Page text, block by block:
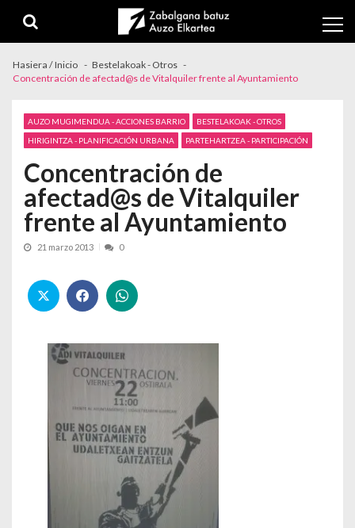
Hasiera / Inicio
Bestelakoak - Otros
Concentración de afectad@s de Vitalquiler frente al Ayuntamiento
AUZO MUGIMENDUA - ACCIONES BARRIO
BESTELAKOAK - OTROS
HIRIGINTZA - PLANIFICACIÓN URBANA
PARTEHARTZEA - PARTICIPACIÓN
Concentración de
afectad@s de Vitalquiler
frente al Ayuntamiento
21 marzo 2013 0